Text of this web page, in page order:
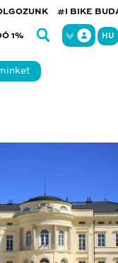
#I BIKE
1% HU